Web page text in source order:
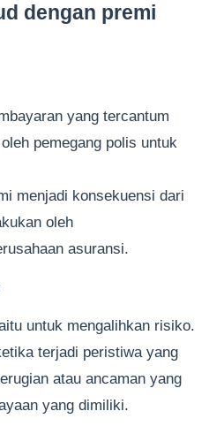
dengan premi
yang tercantum
pemegang polis untuk
menjadi konsekuensi dari
oleh
asuransi.
untuk mengalihkan risiko.
terjadi peristiwa yang
atau ancaman yang
yang dimiliki.